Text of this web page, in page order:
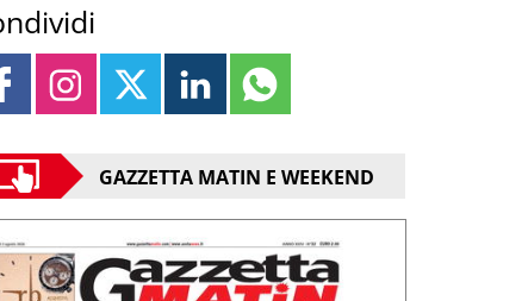
GAZZETTA MATIN E WEEKEND